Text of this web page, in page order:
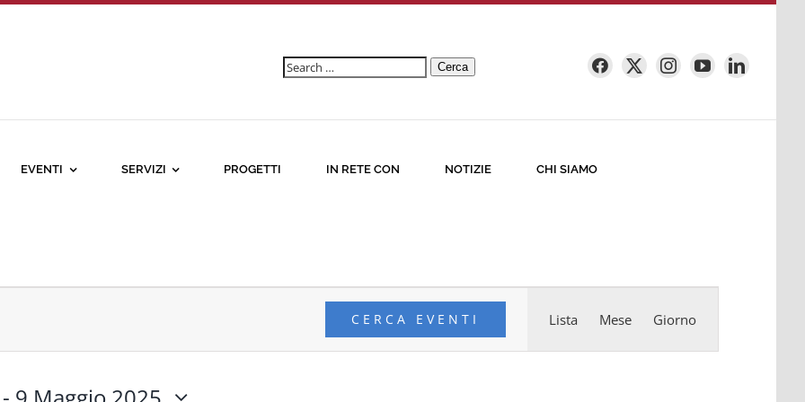
Ricerca
Cerca
EVENTI SERVIZI PROGETTI IN RETE CON NOTIZIE CHI SIAMO
CERCA EVENTI Lista Mese Giorno